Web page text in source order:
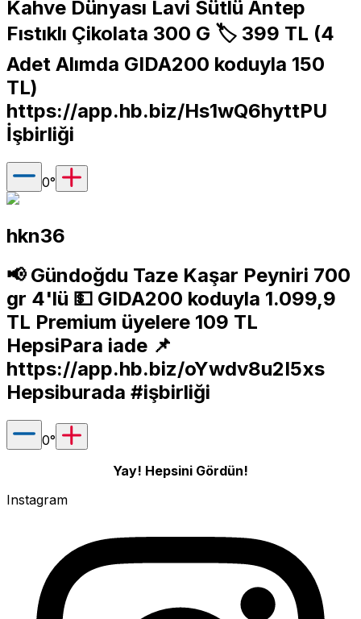
Kahve Dünyası Lavi Sütlü Antep
Fıstıklı Çikolata 300 G 🏷️ 399 TL (4
Adet Alımda GIDA200 koduyla 150
TL)
https://app.hb.biz/Hs1wQ6hyttPU
İşbirliği
0°
hkn36
📢 Gündoğdu Taze Kaşar Peyniri 700
gr 4'lü 💵 GIDA200 koduyla 1.099,9
TL Premium üyelere 109 TL
HepsiPara iade 📌
https://app.hb.biz/oYwdv8u2I5xs
Hepsiburada #işbirliği
0°
Yay! Hepsini Gördün!
Instagram